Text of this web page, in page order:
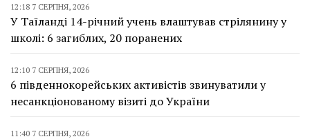
12:18 7 СЕРПНЯ, 2026
У Таїланді 14-річний учень влаштував стрілянину у
школі: 6 загиблих, 20 поранених
12:10 7 СЕРПНЯ, 2026
6 південнокорейських активістів звинуватили у
несанкціонованому візиті до України
11:40 7 СЕРПНЯ, 2026